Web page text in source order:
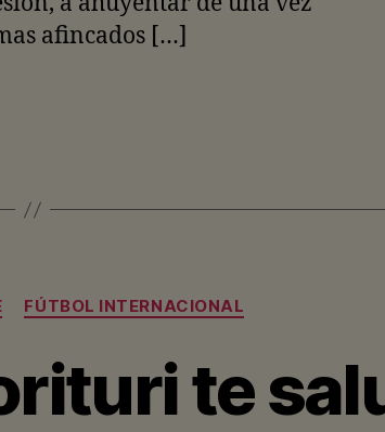
afincados […]
Categorías
FÚTBOL INTERNACIONAL
te